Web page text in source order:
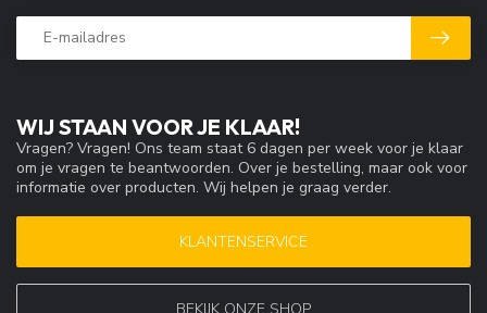
WIJ STAAN VOOR JE KLAAR!
Vragen? Vragen! Ons team staat 6 dagen per week voor je klaar
om je vragen te beantwoorden. Over je bestelling, maar ook voor
informatie over producten. Wij helpen je graag verder.
KLANTENSERVICE
BEKIJK ONZE SHOP